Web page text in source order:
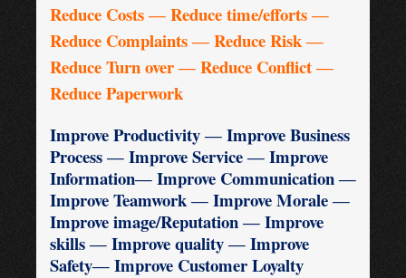
Reduce Costs ― Reduce time/efforts ―
Reduce Complaints ― Reduce Risk ―
Reduce Turn over ― Reduce Conflict ―
Reduce Paperwork
Improve Productivity ― Improve Business
Process ― Improve Service ― Improve
Information― Improve Communication ―
Improve Teamwork ― Improve Morale ―
Improve image/Reputation ― Improve
skills ― Improve quality ― Improve
Safety― Improve Customer Loyalty